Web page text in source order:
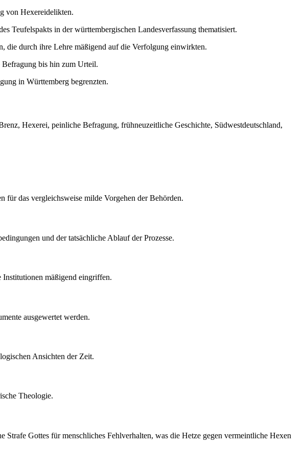
von Hexereidelikten.
Teufelspakts in der württembergischen Landesverfassung thematisiert.
die durch ihre Lehre mäßigend auf die Verfolgung einwirkten.
bis hin zum Urteil.
in Württemberg begrenzten.
Hexerei, peinliche Befragung, frühneuzeitliche Geschichte, Südwestdeutschland,
für das vergleichsweise milde Vorgehen der Behörden.
und der tatsächliche Ablauf der Prozesse.
Institutionen mäßigend eingriffen.
ausgewertet werden.
Ansichten der Zeit.
Theologie.
Gottes für menschliches Fehlverhalten, was die Hetze gegen vermeintliche Hexen